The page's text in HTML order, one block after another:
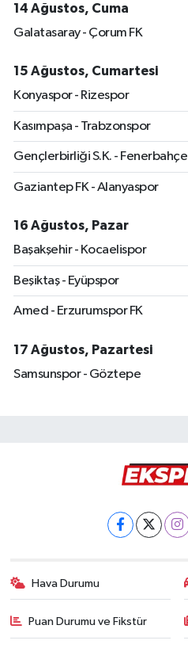
14 Ağustos, Cuma
Galatasaray - Çorum FK
15 Ağustos, Cumartesi
Konyaspor - Rizespor
Kasımpaşa - Trabzonspor
Gençlerbirliği S.K. - Fenerbahçe
Gaziantep FK - Alanyaspor
16 Ağustos, Pazar
Başakşehir - Kocaelispor
Beşiktaş - Eyüpspor
Amed - Erzurumspor FK
17 Ağustos, Pazartesi
Samsunspor - Göztepe
Hava Durumu
Puan Durumu ve Fikstür